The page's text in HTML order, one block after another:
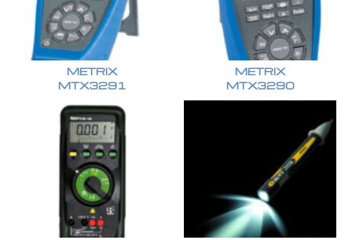
METRIX
MTX3291
METRIX
MTX3290